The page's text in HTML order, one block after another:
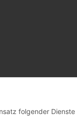
folgender